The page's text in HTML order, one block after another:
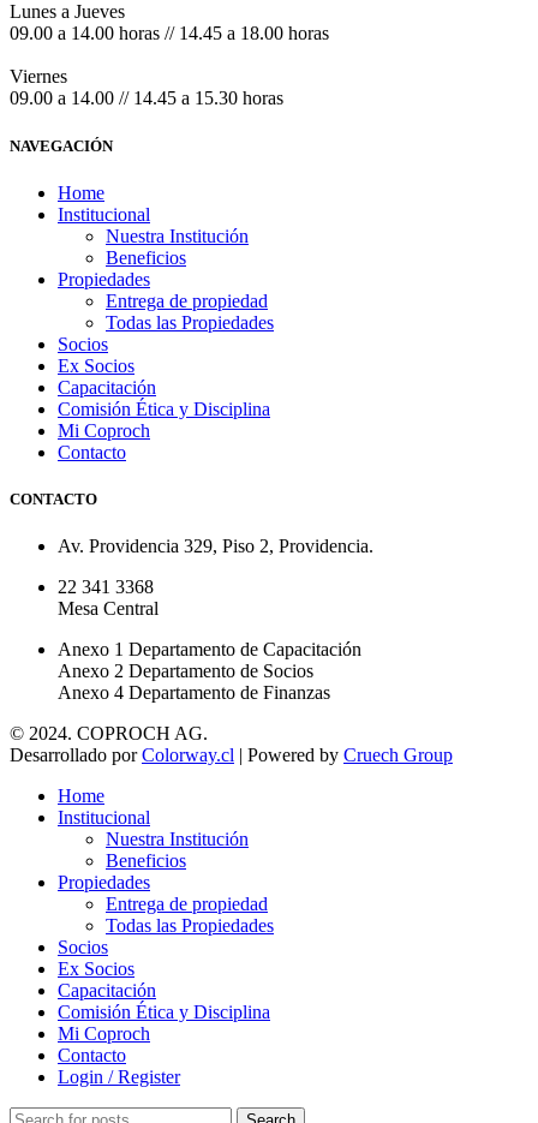
Lunes a Jueves
09.00 a 14.00 horas // 14.45 a 18.00 horas
Viernes
09.00 a 14.00 // 14.45 a 15.30 horas
NAVEGACIÓN
Home
Institucional
Nuestra Institución
Beneficios
Propiedades
Entrega de propiedad
Todas las Propiedades
Socios
Ex Socios
Capacitación
Comisión Ética y Disciplina
Mi Coproch
Contacto
CONTACTO
Av. Providencia 329, Piso 2, Providencia.
22 341 3368
Mesa Central
Anexo 1 Departamento de Capacitación
Anexo 2 Departamento de Socios
Anexo 4 Departamento de Finanzas
© 2024. COPROCH AG.
Desarrollado porColorway.cl | Powered by Cruech Group
Home
Institucional
Nuestra Institución
Beneficios
Propiedades
Entrega de propiedad
Todas las Propiedades
Socios
Ex Socios
Capacitación
Comisión Ética y Disciplina
Mi Coproch
Contacto
Login / Register